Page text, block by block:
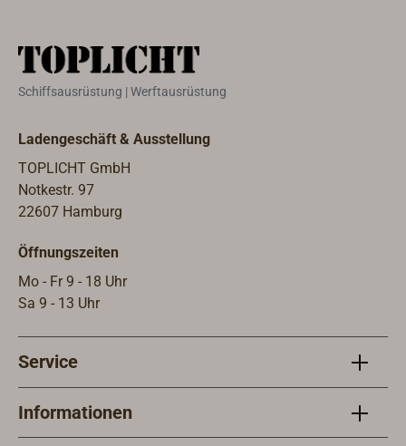
Schiffsausrüstung | Werftausrüstung
Ladengeschäft & Ausstellung
TOPLICHT GmbH
Notkestr. 97
22607 Hamburg
Öffnungszeiten
Mo - Fr 9 - 18 Uhr
Sa 9 - 13 Uhr
Service
Informationen